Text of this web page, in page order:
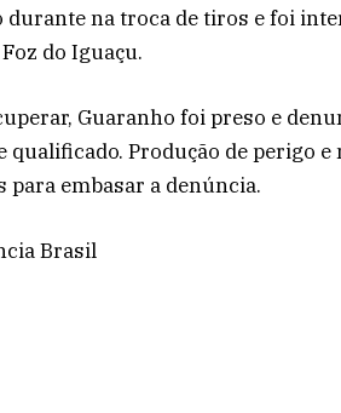
na troca de tiros e foi
do Iguaçu.
Guaranho foi preso e
qualificado. Produção de perigo
para embasar a denúncia.
Brasil